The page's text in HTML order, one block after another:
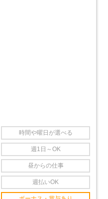
時間や曜日が選べる
週1日～OK
昼からの仕事
週払いOK